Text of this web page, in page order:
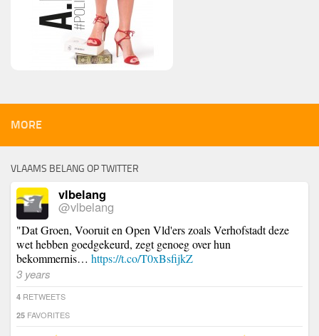
MORE
VLAAMS BELANG OP TWITTER
vlbelang
@vlbelang
"Dat Groen, Vooruit en Open Vld'ers zoals Verhofstadt deze
wet hebben goedgekeurd, zegt genoeg over hun
bekommernis… https://t.co/T0xBsfijkZ
3 years
4 RETWEETS
25 FAVORITES